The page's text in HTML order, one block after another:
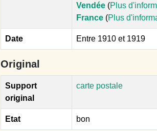
Vendée (Plus
France (Plus
Date Entre 1910 et 1919
Original
Support
original
carte postale
Etat bon